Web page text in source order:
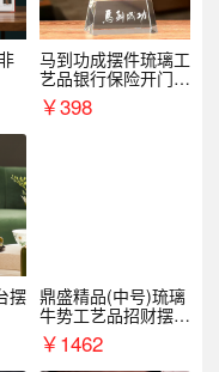
马到功成摆件琉璃工
艺品银行保险开门红
周年庆典伴手礼表彰
礼品
￥398
摆 鼎盛精品(中号)琉璃
牛势工艺品招财摆件
银行企业商务上市礼
品
￥1462